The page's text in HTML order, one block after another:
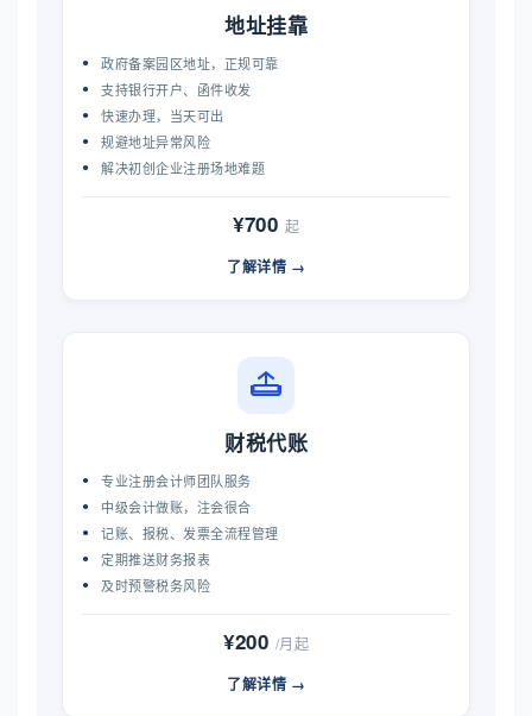
地址挂靠
政府备案园区地址，正规可靠
支持银行开户、函件收发
快速办理，当天可出
规避地址异常风险
解决初创企业注册场地难题
¥700 起
了解详情 →
财税代账
专业注册会计师团队服务
中级会计做账，注会很合
记账、报税、发票全流程管理
定期推送财务报表
及时预警税务风险
¥200 /月起
了解详情 →